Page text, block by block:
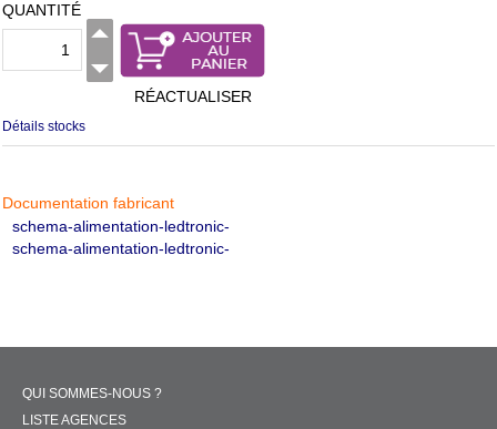
QUANTITÉ
RÉACTUALISER
Détails stocks
Documentation fabricant
schema-alimentation-ledtronic-
schema-alimentation-ledtronic-
QUI SOMMES-NOUS ?
LISTE AGENCES